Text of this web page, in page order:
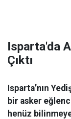
Isparta'da
Çıktı
Isparta’nın
bir asker
henüz